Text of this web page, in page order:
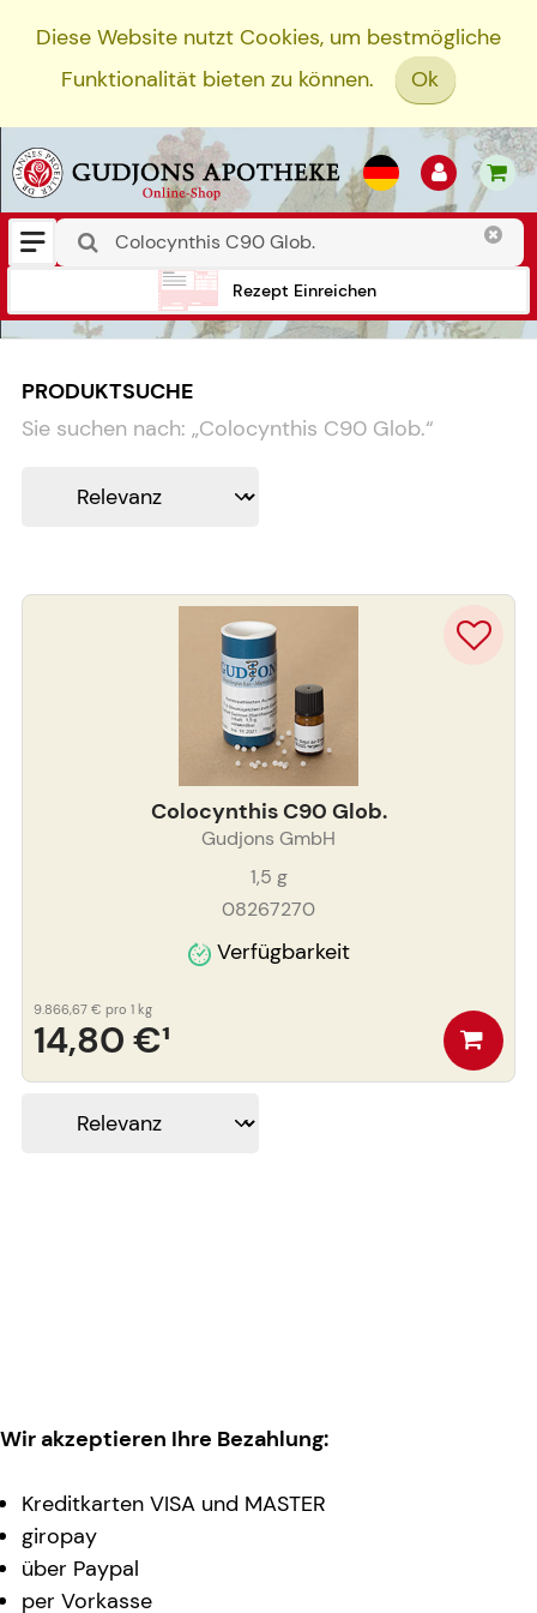
Diese Website nutzt Cookies, um bestmögliche
Funktionalität bieten zu können.
Ok
Rezept Einreichen
PRODUKTSUCHE
Sie suchen nach: „Colocynthis C90 Glob.“
Colocynthis C90 Glob.
Gudjons GmbH
1,5 g
08267270
Verfügbarkeit
14,80 €¹
9.866,67 € pro 1 kg
Wir akzeptieren Ihre Bezahlung:
Kreditkarten VISA und MASTER
giropay
über Paypal
per Vorkasse